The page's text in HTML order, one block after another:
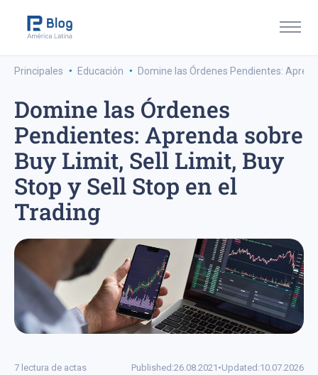
Principales · Educación · Domine las Órdenes Pendientes:
Domine las Órdenes
Pendientes: Aprenda sobre
Buy Limit, Sell Limit, Buy
Stop y Sell Stop en el
Trading
7 lectura de actas Published:26.08.2021 •Updated:10.07.2026